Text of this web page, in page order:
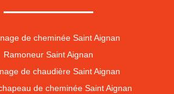
de cheminée Saint Aignan
Ramoneur Saint Aignan
de chaudière Saint Aignan
de cheminée Saint Aignan